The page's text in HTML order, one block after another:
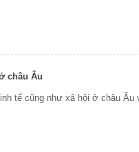
châu Âu
tế cũng như xã hội ở châu Âu